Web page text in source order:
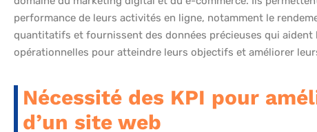
performance de leurs activités en ligne, notamment le
quantitatifs et fournissent des données précieuses qui
opérationnelles pour atteindre leurs objectifs et améliorer
Nécessité des KPI pour
d’un site web